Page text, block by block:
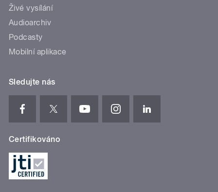
Živé vysílání
Audioarchiv
Podcasty
Mobilní aplikace
Sledujte nás
Certifikováno